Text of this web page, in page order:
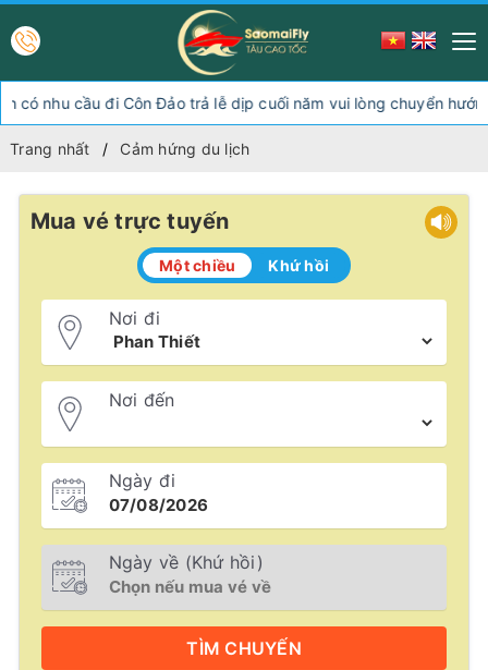
cầu đi Côn Đảo trả lễ dịp cuối năm vui lòng chuyển hướng
Trang nhất Cảm hứng du lịch
Mua vé trực tuyến
Một chiều Khứ hồi
Nơi đi
Nơi đến
Ngày đi
Ngày về (Khứ hồi)
TÌM CHUYẾN